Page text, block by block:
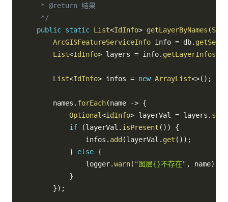
     * @return 结果
     */
public static List<IdInfo> getLayerByNames (
ArcGISFeatureServiceInfo info = db.
List<IdInfo> layers = info. getLayerInfos
List<IdInfo> infos = new ArrayList<>( ) ;
        names
. forEach(name -> {
Optional<IdInfo> layerVal = layers .
if
(layerVal . isPresent ( ) )
{
                infos
. add (layerVal . get ( ) ) ;
}
else {
                logger
.warn( "图层{}不存在" , name)
}
}) ;